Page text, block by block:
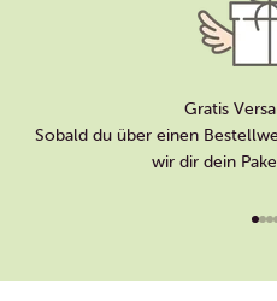
Gratis
Sobald du über einen
wir dir dein